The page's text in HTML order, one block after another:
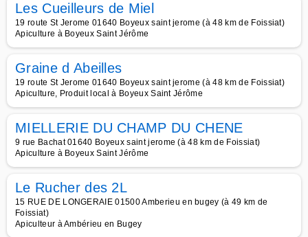
Les Cueilleurs de Miel
19 route St Jerome 01640 Boyeux saint jerome (à 48 km de Foissiat)
Apiculture à Boyeux Saint Jérôme
Graine d Abeilles
19 route St Jerome 01640 Boyeux saint jerome (à 48 km de Foissiat)
Apiculture, Produit local à Boyeux Saint Jérôme
MIELLERIE DU CHAMP DU CHENE
9 rue Bachat 01640 Boyeux saint jerome (à 48 km de Foissiat)
Apiculture à Boyeux Saint Jérôme
Le Rucher des 2L
15 RUE DE LONGERAIE 01500 Amberieu en bugey (à 49 km de
Foissiat)
Apiculteur à Ambérieu en Bugey